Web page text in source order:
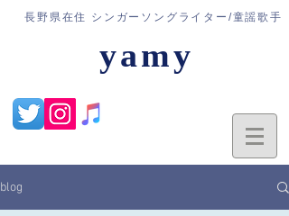
​長野県在住 シンガーソングライター/童謡歌手
yamy
blog